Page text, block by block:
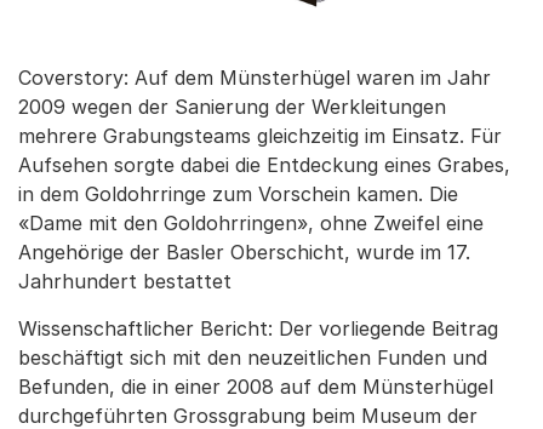
Coverstory: Auf dem Münsterhügel waren im Jahr
2009 wegen der Sanierung der Werkleitungen
mehrere Grabungsteams gleichzeitig im Einsatz. Für
Aufsehen sorgte dabei die Entdeckung eines Grabes,
in dem Goldohrringe zum Vorschein kamen. Die
«Dame mit den Goldohrringen», ohne Zweifel eine
Angehörige der Basler Oberschicht, wurde im 17.
Jahrhundert bestattet
Wissenschaftlicher Bericht: Der vorliegende Beitrag
beschäftigt sich mit den neuzeitlichen Funden und
Befunden, die in einer 2008 auf dem Münsterhügel
durchgeführten Grossgrabung beim Museum der